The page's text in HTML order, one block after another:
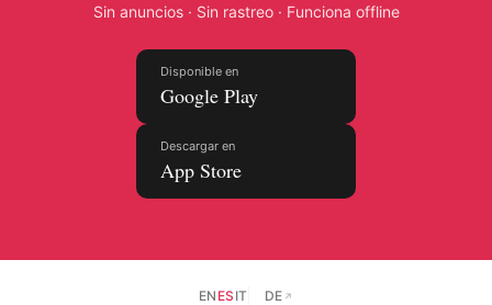
Sin anuncios · Sin rastreo · Funciona offline
Disponible en
Google Play
Descargar en
App Store
EN ES IT DE ↗